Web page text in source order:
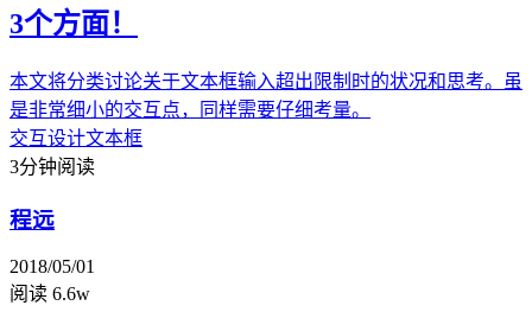
3个方面！
本文将分类讨论关于文本框输入超出限制时的状况和思考。虽
是非常细小的交互点，同样需要仔细考量。
交互设计文本框
3分钟阅读
程远
2018/05/01
阅读 6.6w